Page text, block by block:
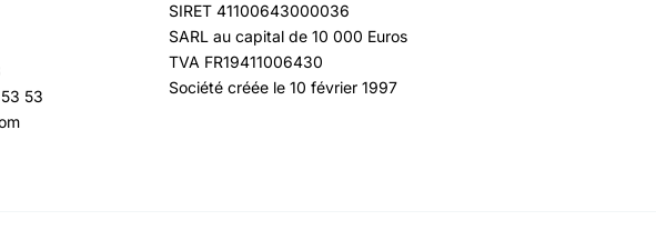
53
SIRET 41100643000036
SARL au capital de 10 000 Euros
TVA FR19411006430
Société créée le 10 février 1997